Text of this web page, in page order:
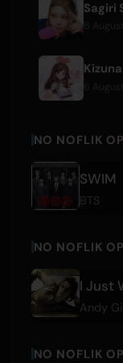
NO NOFLIK OP
SWIM
BTS
NO NOFLIK OP
I Just
Andy
NO NOFLIK OP